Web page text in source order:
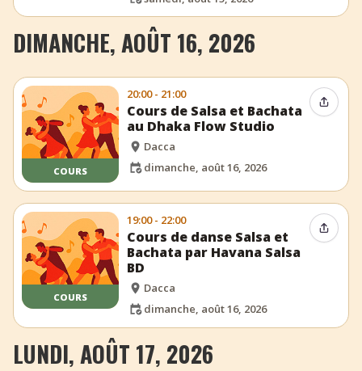
DIMANCHE, AOÛT 16, 2026
COURS
20:00 - 21:00
Cours de Salsa et Bachata
au Dhaka Flow Studio
Dacca
dimanche, août 16, 2026
COURS
19:00 - 22:00
Cours de danse Salsa et
Bachata par Havana Salsa
BD
Dacca
dimanche, août 16, 2026
LUNDI, AOÛT 17, 2026